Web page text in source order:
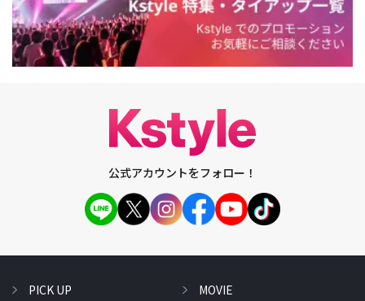
公式アカウントをフォロー！
PICK UP MOVIE